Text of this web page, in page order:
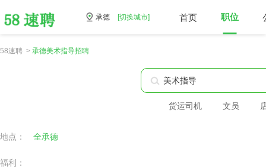
承德 [切换城市] 首页 职位
58速聘 > 承德美术指导招聘
货运司机 文员
地点： 全承德
福利：